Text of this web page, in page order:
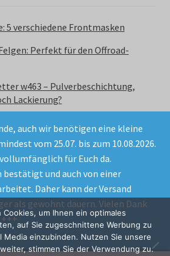
auch wir benötigen eine kleine
vom 25.07. bis zum 10.08.2026.
für Euch da.
und auch von einer
Daher kann der Versand
als gewohnt dauern. Vielen Dank
5 verschiedene Frontmasken
Perfekt für den Offroad-
w463 – Pulverbeschichtung,
Lackierung?
w463 Trittbretter, Felgen,
MwSt.
um Ihnen ein optimales
auf Sie zugeschnittene Werbung zu
Media einzubinden. Nutzen Sie unsere
stimmen Sie der Verwendung zu.